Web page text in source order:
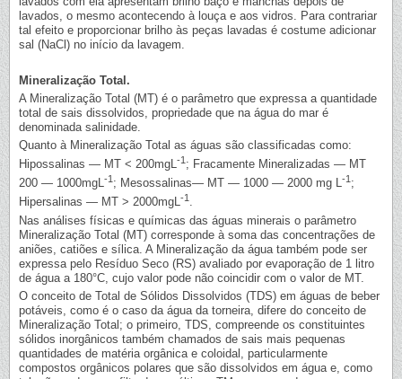
lavados, o mesmo acontecendo à louça e aos vidros. Para contrariar
tal efeito e proporcionar brilho às peças lavadas é costume adicionar
sal (NaCl) no início da lavagem.
Mineralização Total.
A Mineralização Total (MT) é o parâmetro que expressa a quantidade
total de sais dissolvidos, propriedade que na água do mar é
denominada salinidade.
Quanto à Mineralização Total as águas são classificadas como:
Hipossalinas — MT < 200mgL-1 ; Fracamente Mineralizadas — MT
200 — 1000mgL-1 ; Mesossalinas— MT — 1000 — 2000 mg L-1 ;
Hipersalinas — MT > 2000mgL-1 .
Nas análises físicas e químicas das águas minerais o parâmetro
Mineralização Total (MT) corresponde à soma das concentrações de
aniões, catiões e sílica. A Mineralização da água também pode ser
expressa pelo Resíduo Seco (RS) avaliado por evaporação de 1 litro
de água a 180°C, cujo valor pode não coincidir com o valor de MT.
O conceito de Total de Sólidos Dissolvidos (TDS) em águas de beber
potáveis, como é o caso da água da torneira, difere do conceito de
Mineralização Total; o primeiro, TDS, compreende os constituintes
sólidos inorgânicos também chamados de sais mais pequenas
quantidades de matéria orgânica e coloidal, particularmente
compostos orgânicos polares que são dissolvidos em água e, como